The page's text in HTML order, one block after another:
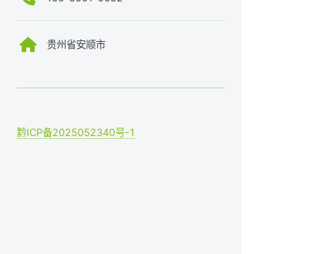
贵州省安顺市
黔ICP备2025052340号-1